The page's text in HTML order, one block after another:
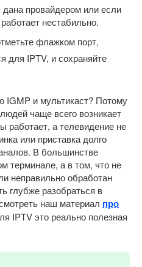
дана провайдером или если
нестабильно.
флажком порт,
для IPTV, и сохраняйте
и мультикаст? Потому
чаще всего возникает
работает, а телевидение не
или приставка долго
В большинстве
терминале, а в том, что не
неправильно обработан
глубже разобраться в
наш материал про
IPTV это реально полезная